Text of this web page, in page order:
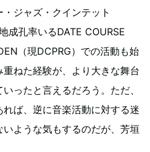
ジャズ・クインテット
成孔率いるDATE COURSE
（現DCPRG）での活動も始
ねた経験が、より大きな舞台
ったと言えるだろう。ただ、
ば、逆に音楽活動に対する迷
ような気もするのだが、芳垣